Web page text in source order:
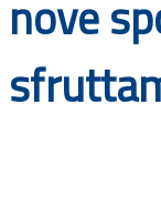
Guide
nove